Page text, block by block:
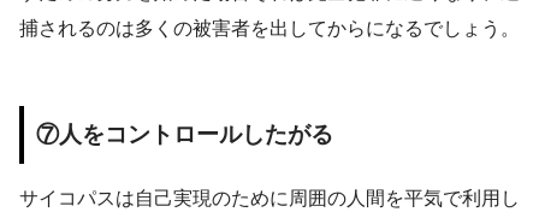
捕されるのは多くの被害者を出してからになるでしょう。
⑦人をコントロールしたがる
サイコパスは自己実現のために周囲の人間を平気で利用し